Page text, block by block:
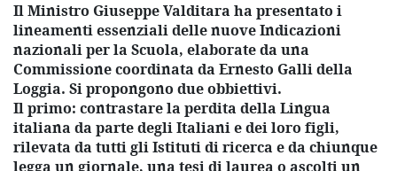
Il Ministro Giuseppe Valditara ha presentato i
lineamenti essenziali delle nuove Indicazioni
nazionali per la Scuola, elaborate da una
Commissione coordinata da Ernesto Galli della
Loggia. Si propongono due obbiettivi.
Il primo: contrastare la perdita della Lingua
italiana da parte degli Italiani e dei loro figli,
rilevata da tutti gli Istituti di ricerca e da chiunque
legga un giornale, una tesi di laurea o ascolti un